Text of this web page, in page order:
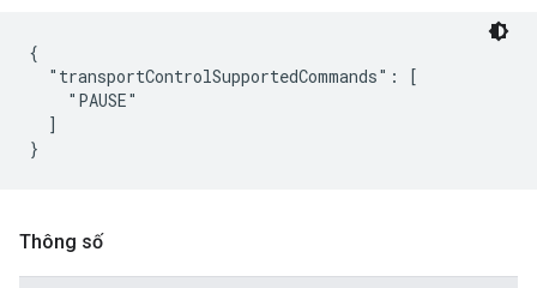
{
  "transportControlSupportedCommands": [
    "PAUSE"
  ]
Thông số